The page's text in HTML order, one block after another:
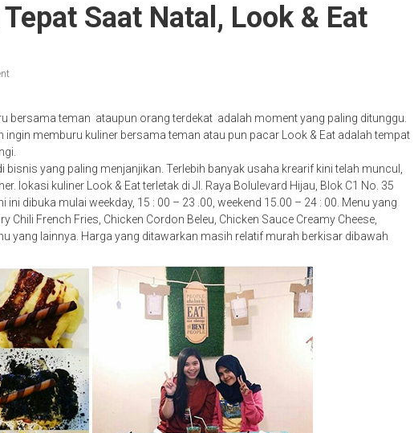
Saat Natal, Look & Eat
bersama teman ataupun orang terdekat adalah moment yang paling ditunggu.
ingin memburu kuliner bersama teman atau pun pacar Look & Eat adalah tempat
yang paling menjanjikan. Terlebih banyak usaha krearif kini telah muncul,
lokasi kuliner Look & Eat terletak di Jl. Raya Bolulevard Hijau, Blok C1 No. 35
ini dibuka mulai weekday, 15 : 00 – 23 .00, weekend 15.00 – 24 : 00. Menu yang
Chili French Fries, Chicken Cordon Beleu, Chicken Sauce Creamy Cheese,
yang lainnya. Harga yang ditawarkan masih relatif murah berkisar dibawah